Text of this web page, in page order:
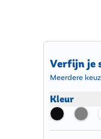
Verfijn je
Meerdere
Kleur